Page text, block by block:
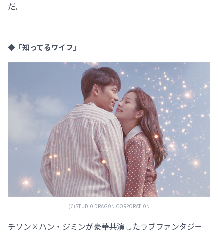
だ。
◆「知ってるワイフ」
(C)STUDIO DRAGON CORPORATION
チソン×ハン・ジミンが豪華共演したラブファンタジー